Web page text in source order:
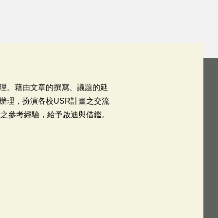
。藉由文章的撰寫、議題的延
理，扮演各校USR計畫之交流
參考經驗，給予啟迪與借鑑。